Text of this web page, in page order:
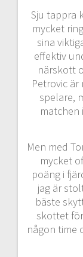
Sju tappra
mycket
sina
effektiv
närskott
Petrovic
spelare,
matchen
Men med
mycket
poäng i
jag är
bäste
skottet
någon time